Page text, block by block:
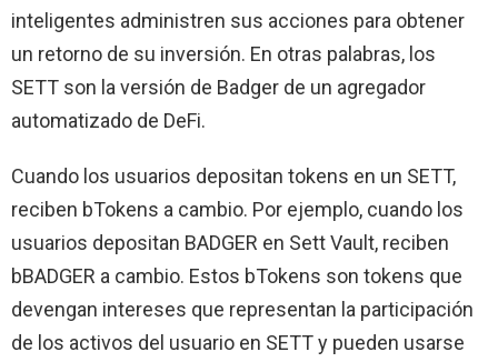
inteligentes administren sus acciones para obtener
un retorno de su inversión. En otras palabras, los
SETT son la versión de Badger de un agregador
automatizado de DeFi.
Cuando los usuarios depositan tokens en un SETT,
reciben bTokens a cambio. Por ejemplo, cuando los
usuarios depositan BADGER en Sett Vault, reciben
bBADGER a cambio. Estos bTokens son tokens que
devengan intereses que representan la participación
de los activos del usuario en SETT y pueden usarse